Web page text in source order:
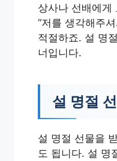
상사나 선배에게
“저를 생각해주
적절하죠. 설 명
너입니다.
설 명절
설 명절 선물을
도 됩니다. 설 명